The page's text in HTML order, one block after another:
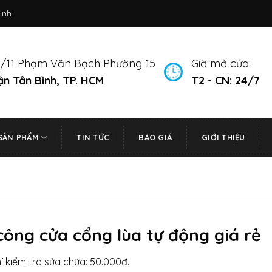
11 Phạm Văn Bạch Phường 15
Tân Bình, TP. HCM
Giờ mở cửa:
T2 - CN: 24/7
PHẨM TIN TỨC BÁO GIÁ GIỚI THIỆU
cửa cổng lùa tự động giá rẻ
kiểm tra sửa chữa: 50.000đ.